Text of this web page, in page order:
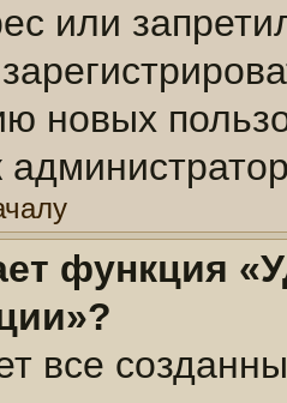
или
новых
функция
все